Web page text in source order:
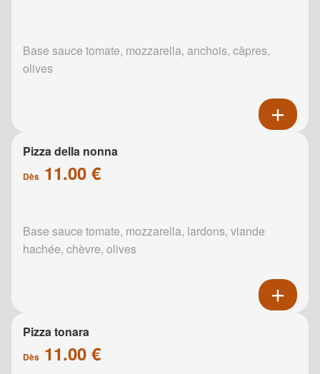
Base sauce tomate, mozzarella, anchois, câpres,
olives
Pizza della nonna
Dès 11.00 €
Base sauce tomate, mozzarella, lardons, viande
hachée, chèvre, olives
Pizza tonara
Dès 11.00 €